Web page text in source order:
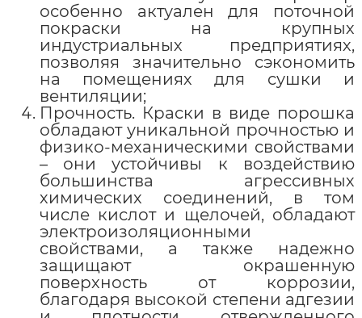
особенно актуален для поточной
покраски на крупных
индустриальных предприятиях,
позволяя значительно сэкономить
на помещениях для сушки и
вентиляции;
Прочность. Краски в виде порошка
обладают уникальной прочностью и
физико-механическими свойствами
– они устойчивы к воздействию
большинства агрессивных
химических соединений, в том
числе кислот и щелочей, обладают
электроизоляционными
свойствами, а также надежно
защищают окрашенную
поверхность от коррозии,
благодаря высокой степени адгезии